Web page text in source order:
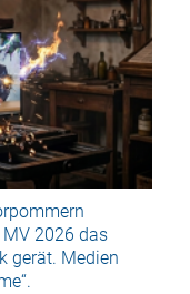
2026 das
gerät. Medien